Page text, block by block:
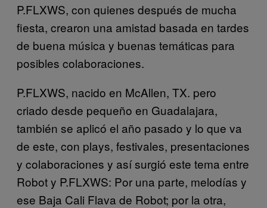
P.FLXWS, con quienes después de mucha
fiesta, crearon una amistad basada en tardes
de buena música y buenas temáticas para
posibles colaboraciones.
P.FLXWS, nacido en McAllen, TX. pero
criado desde pequeño en Guadalajara,
también se aplicó el año pasado y lo que va
de este, con plays, festivales, presentaciones
y colaboraciones y así surgió este tema entre
Robot y P.FLXWS: Por una parte, melodías y
ese Baja Cali Flava de Robot; por la otra,